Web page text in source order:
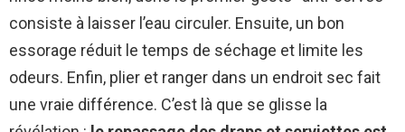
consiste à laisser l’eau circuler. Ensuite, un bon
essorage réduit le temps de séchage et limite les
odeurs. Enfin, plier et ranger dans un endroit sec fait
une vraie différence. C’est là que se glisse la